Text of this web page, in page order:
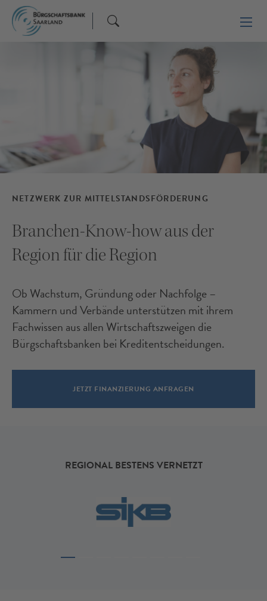
NETZWERK ZUR MITTELSTANDSFÖRDERUNG
Branchen-Know-how aus der
Region für die Region
Ob Wachstum, Gründung oder Nachfolge –
Kammern und Verbände unterstützen mit ihrem
Fachwissen aus allen Wirtschaftszweigen die
Bürgschaftsbanken bei Kreditentscheidungen.
JETZT FINANZIERUNG ANFRAGEN
REGIONAL BESTENS VERNETZT